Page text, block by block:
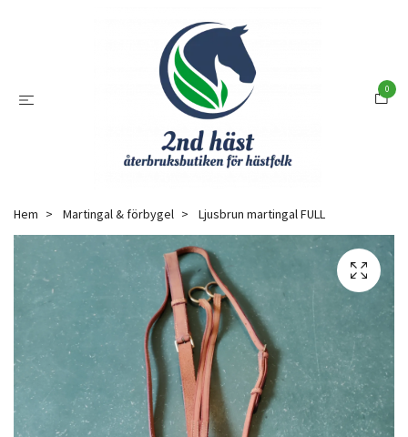
0
Hem Martingal & förbygel Ljusbrun martingal FULL